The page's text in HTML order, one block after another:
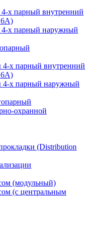
х парный внутренний
6А)
4-х парный наружный
4-х парный внутренний
6А)
4-х парный наружный
охранной
(Distribution
(модульный)
(с центральным